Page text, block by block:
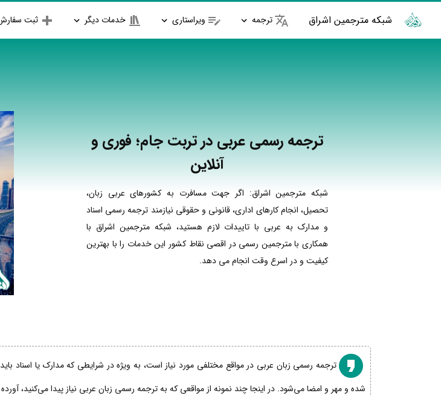
شبکه مترجمین اشراق ترجمه ویراستاری خدمات دیگر ثبت
ترجمه رسمی عربی در تربت جام؛ فوری و
آنلاین
شبکه مترجمین اشراق: اگر جهت مسافرت به کشورهای عربی زبان،
تحصیل، انجام کارهای اداری، قانونی و حقوقی نیازمند ترجمه رسمی اسناد
و مدارک به عربی با تاییدات لازم هستید، شبکه مترجمین اشراق با
همکاری با مترجمین رسمی در اقصی نقاط کشور این خدمات را با بهترین
کیفیت و در اسرع وقت انجام می دهد.
ترجمه رسمی زبان عربی در مواقع مختلفی مورد نیاز است، به ویژه در شرایطی که مدارک یا اسناد
شده و مهر و امضا می‌شود. در اینجا چند نمونه از مواقعی که به ترجمه رسمی زبان عربی نیاز پیدا می‌کنید،